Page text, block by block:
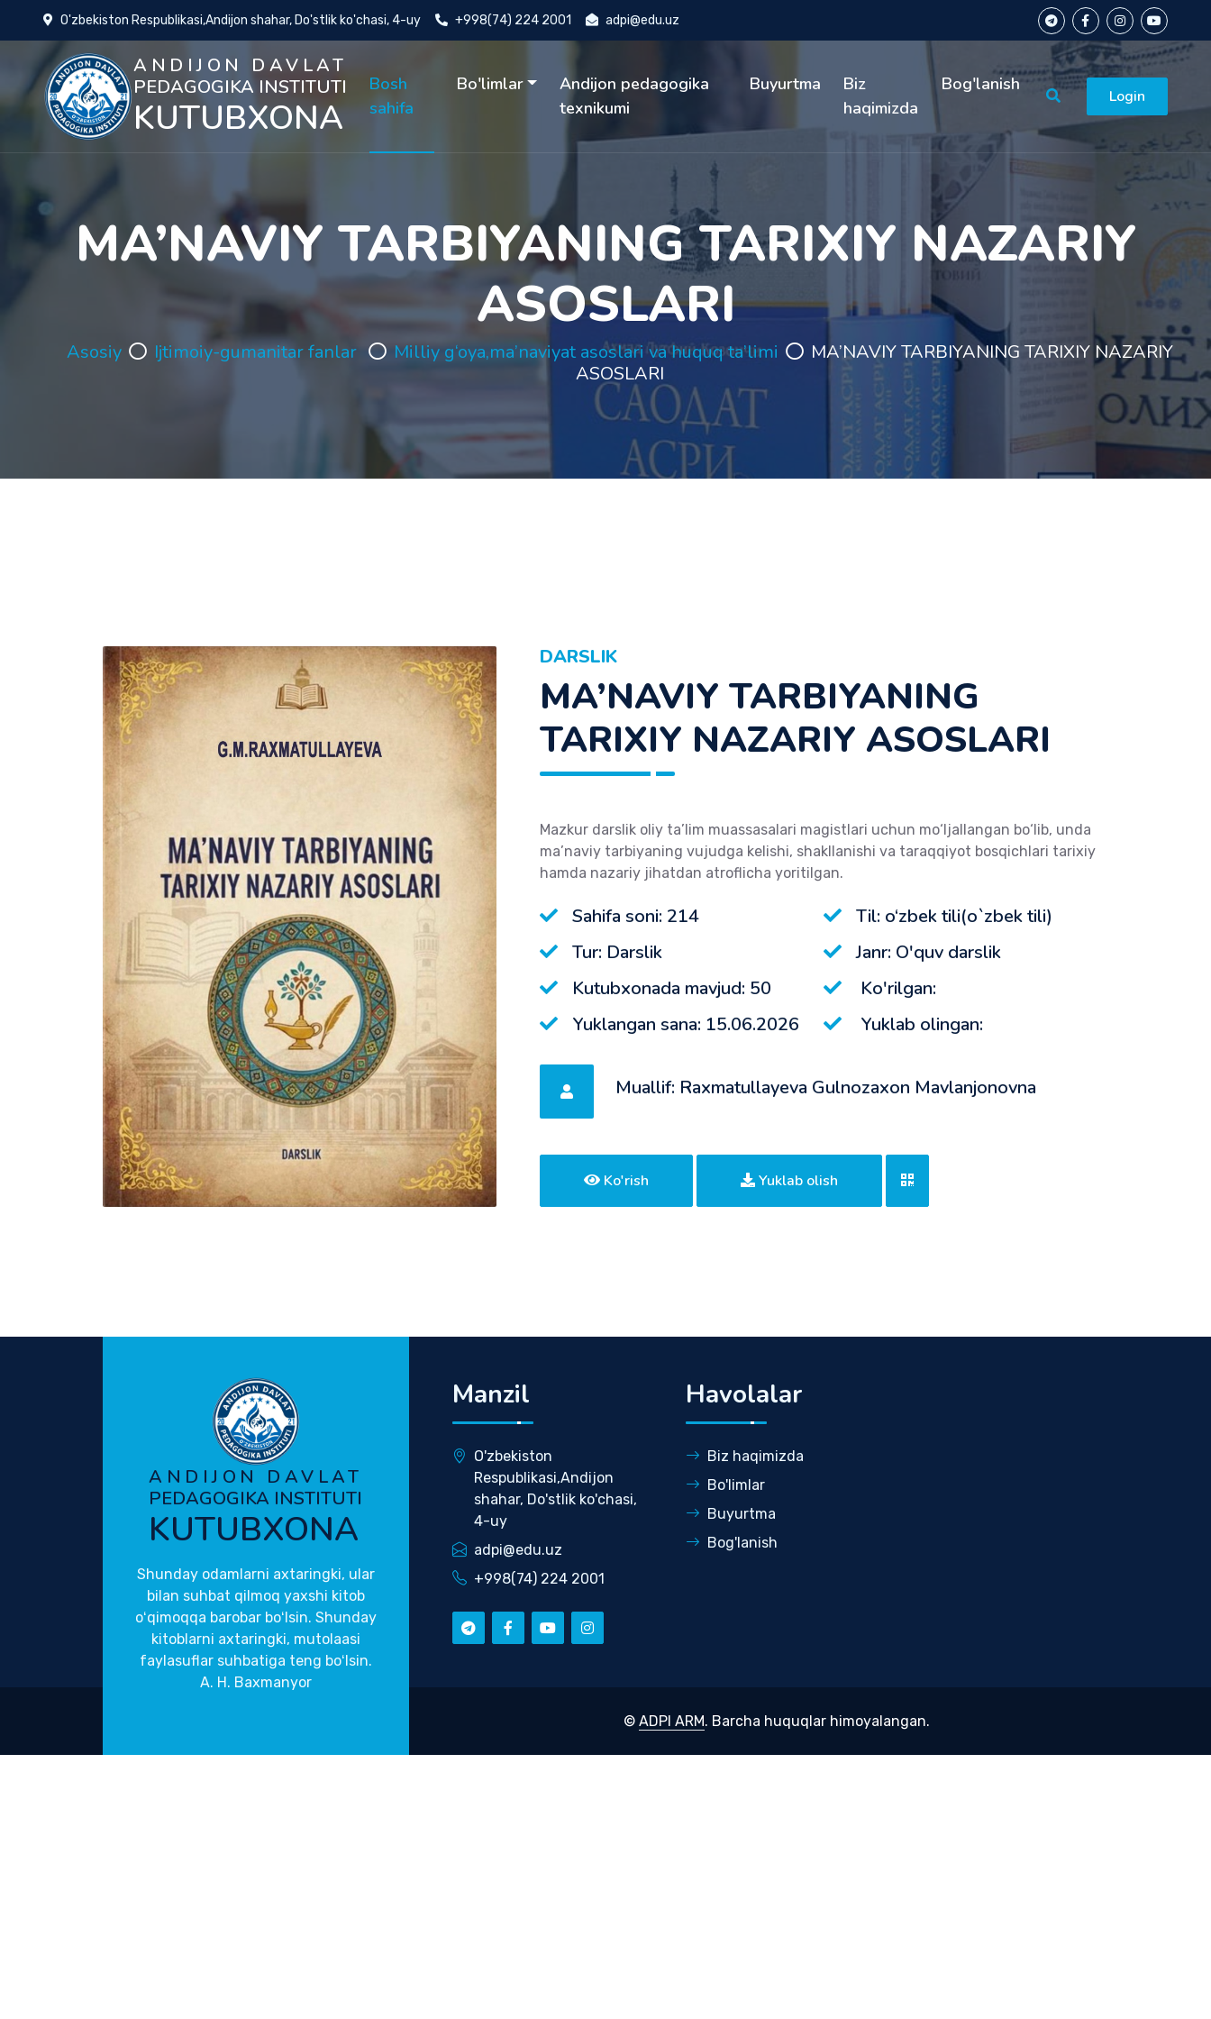
O'zbekiston Respublikasi,Andijon shahar, Do'stlik ko'chasi, 4-uy +998(74) 224 2001 adpi@edu.uz
ANDIJON DAVLAT
PEDAGOGIKA INSTITUTI
KUTUBXONA
Bosh
sahifa
Bo'limlar
Andijon pedagogika
texnikumi
Buyurtma
Biz
haqimizda
Bog'lanish
Login
MA’NAVIY TARBIYANING TARIXIY NAZARIY
ASOSLARI
Asosiy Ijtimoiy-gumanitar fanlar Milliy g‘oya,ma’naviyat asoslari va huquq ta’limi
MA’NAVIY TARBIYANING TARIXIY NAZARIY
ASOSLARI
DARSLIK
MA’NAVIY TARBIYANING
TARIXIY NAZARIY ASOSLARI
Mazkur darslik oliy ta’lim muassasalari magistlari uchun mo‘ljallangan bo‘lib, unda
ma’naviy tarbiyaning vujudga kelishi, shakllanishi va taraqqiyot bosqichlari tarixiy
hamda nazariy jihatdan atroflicha yoritilgan.
Sahifa soni: 214
Tur: Darslik
Kutubxonada mavjud: 50
Yuklangan sana: 15.06.2026
Til: o‘zbek tili(o`zbek tili)
Janr: O'quv darslik
Ko'rilgan:
Yuklab olingan:
Muallif: Raxmatullayeva Gulnozaxon Mavlanjonovna
Ko'rish Yuklab olish
ANDIJON DAVLAT
PEDAGOGIKA INSTITUTI
KUTUBXONA
Shunday odamlarni axtaringki, ular
bilan suhbat qilmoq yaxshi kitob
oʻqimoqqa barobar boʻlsin. Shunday
kitoblarni axtaringki, mutolaasi
faylasuflar suhbatiga teng boʻlsin.
A. H. Baxmanyor
Manzil
O'zbekiston
Respublikasi,Andijon
shahar, Do'stlik ko'chasi,
4-uy
adpi@edu.uz
+998(74) 224 2001
Havolalar
Biz haqimizda
Bo'limlar
Buyurtma
Bog'lanish
© ADPI ARM. Barcha huquqlar himoyalangan.